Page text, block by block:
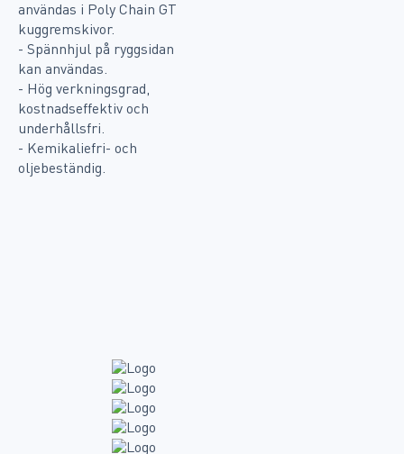
användas i Poly Chain GT
kuggremskivor.
- Spännhjul på ryggsidan
kan användas.
- Hög verkningsgrad,
kostnadseffektiv och
underhållsfri.
- Kemikaliefri- och
oljebeständig.